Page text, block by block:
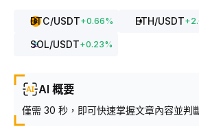
BTC/USDT+0.66% ETH/USDT+
SOL/USDT+0.23%
AI 概要
僅需 30 秒，即可快速掌握文章內容並判